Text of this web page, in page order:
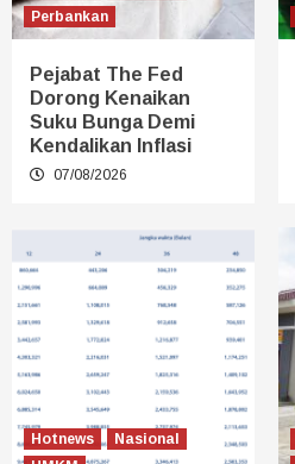
Perbankan
Pejabat The Fed
Dorong Kenaikan
Suku Bunga Demi
Kendalikan Inflasi
07/08/2026
Hotnews
Nasional